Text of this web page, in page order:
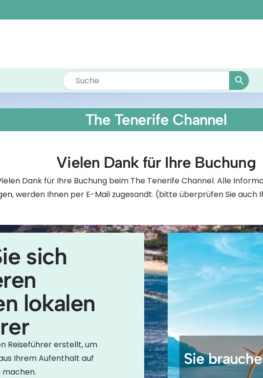
The Tenerife Channel
Vielen Dank für Ihre Buchung
Dank für Ihre Buchung beim The Tenerife Channel. Alle
werden Ihnen per E-Mail zugesandt. (bitte überprüfen Sie auch
sich
lokalen
Reiseführer erstellt, um
Ihrem Aufenthalt auf
machen.
Sie
No 9, 38650 Los Cristianos, Santa